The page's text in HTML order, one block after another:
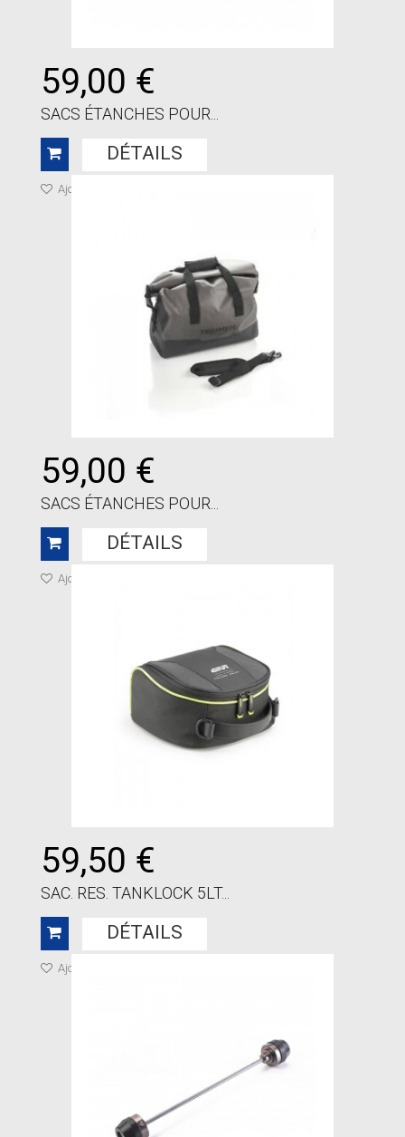
59,00 €
SACS ÉTANCHES POUR...
DÉTAILS
Ajouter à ma liste de cadeaux
59,00 €
SACS ÉTANCHES POUR...
DÉTAILS
Ajouter à ma liste de cadeaux
59,50 €
SAC. RES. TANKLOCK 5LT...
DÉTAILS
Ajouter à ma liste de cadeaux